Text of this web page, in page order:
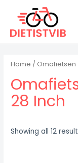
Doorgaan
inhoud
Home / Omafietsen
28 Inch
Showing all 12